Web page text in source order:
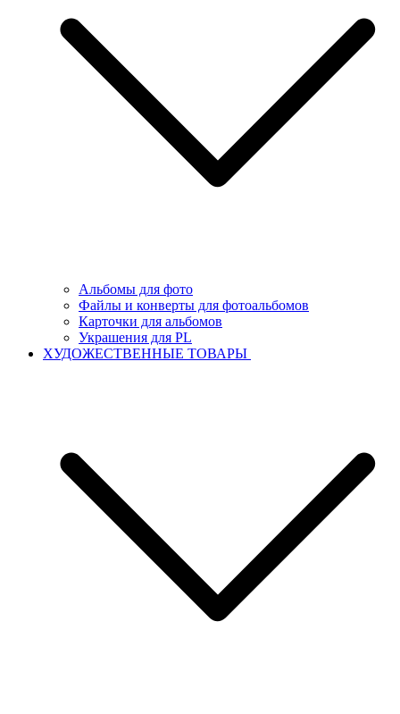
Альбомы для фото
Файлы и конверты для фотоальбомов
Карточки для альбомов
Украшения для PL
ХУДОЖЕСТВЕННЫЕ ТОВАРЫ